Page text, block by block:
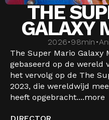
THE
GALAXY
2026•98min •
The Super Mario Galaxy
gebaseerd op de wereld
het vervolg op de The
2023, die wereldwijd
heeft opgebracht....more